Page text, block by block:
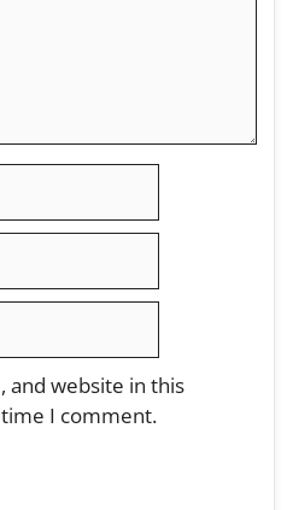
and website in this
I comment.